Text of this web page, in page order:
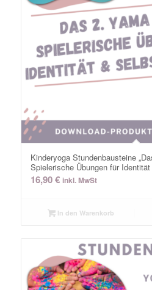
Kinderyoga Stundenbausteine
Spielerische Übungen für
16,90€ inkl. MwSt
In den Warenkorb